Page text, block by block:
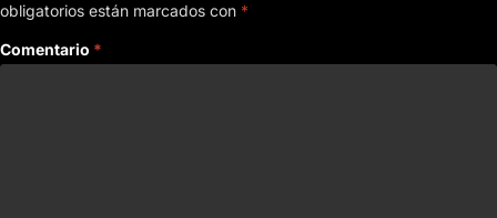
obligatorios están marcados con *
Comentario *